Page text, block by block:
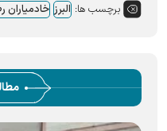
برچسب ها: البرز خادمیاران